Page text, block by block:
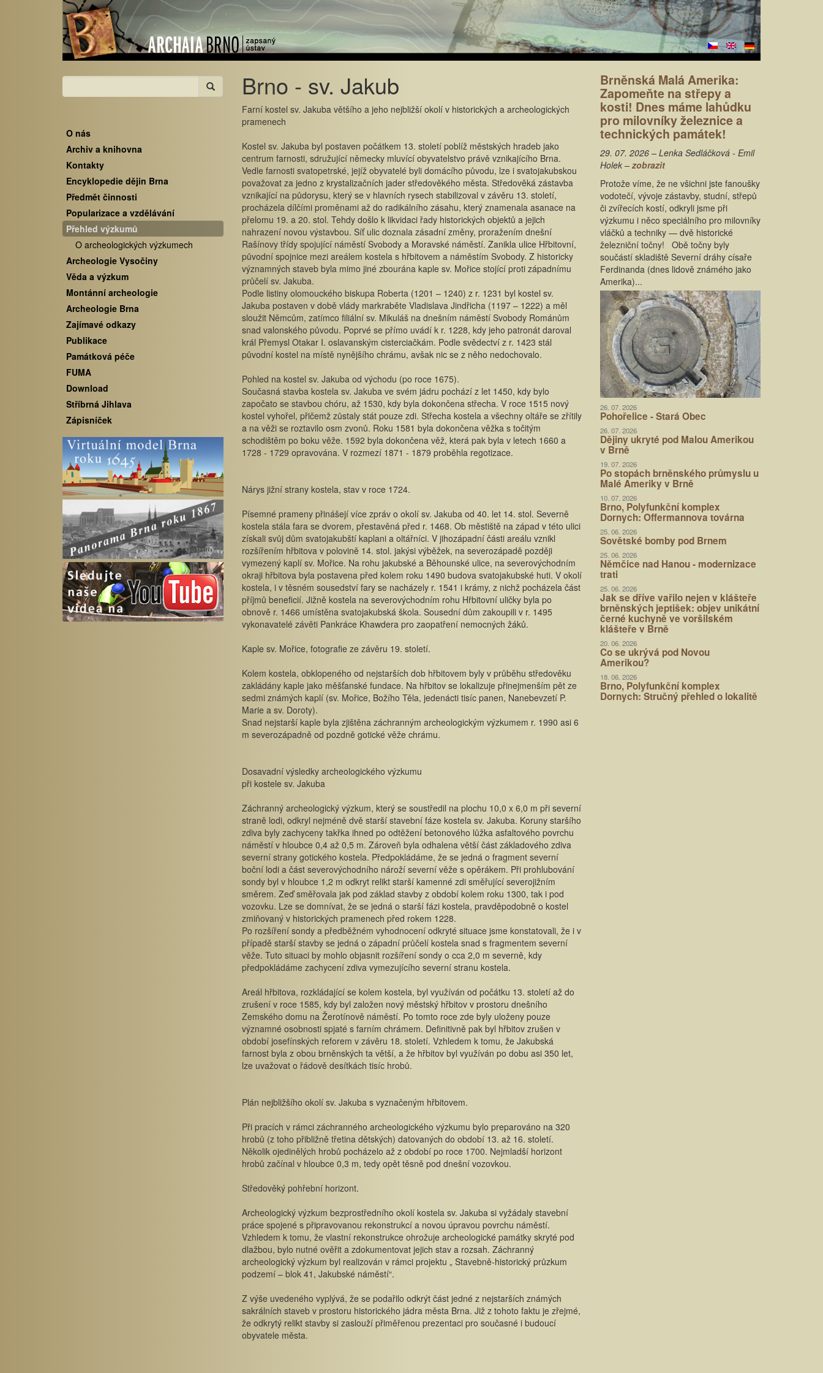
O nás
Archiv a knihovna
Kontakty
Encyklopedie dějin Brna
Předmět činnosti
Popularizace a vzdělávání
Přehled výzkumů
O archeologických výzkumech
Archeologie Vysočiny
Věda a výzkum
Montánní archeologie
Archeologie Brna
Zajímavé odkazy
Publikace
Památková péče
FUMA
Download
Stříbrná Jihlava
Zápisníček
Brno - sv. Jakub
Farní kostel sv. Jakuba většího a jeho nejbližší okolí v historických a archeologických
pramenech
Kostel sv. Jakuba byl postaven počátkem 13. století poblíž městských hradeb jako
centrum farnosti, sdružující německy mluvící obyvatelstvo právě vznikajícího Brna.
Vedle farnosti svatopetrské, jejíž obyvatelé byli domácího původu, lze i svatojakubskou
považovat za jedno z krystalizačních jader středověkého města. Středověká zástavba
vznikající na půdorysu, který se v hlavních rysech stabilizoval v závěru 13. století,
procházela dílčími proměnami až do radikálního zásahu, který znamenala asanace na
přelomu 19. a 20. stol. Tehdy došlo k likvidaci řady historických objektů a jejich
nahrazení novou výstavbou. Síť ulic doznala zásadní změny, proražením dnešní
Rašínovy třídy spojující náměstí Svobody a Moravské náměstí. Zanikla ulice Hřbitovní,
původní spojnice mezi areálem kostela s hřbitovem a náměstím Svobody. Z historicky
významných staveb byla mimo jiné zbourána kaple sv. Mořice stojící proti západnímu
průčelí sv. Jakuba.
Podle listiny olomouckého biskupa Roberta (1201 – 1240) z r. 1231 byl kostel sv.
Jakuba postaven v době vlády markraběte Vladislava Jindřicha (1197 – 1222) a měl
sloužit Němcům, zatímco filiální sv. Mikuláš na dnešním náměstí Svobody Románům
snad valonského původu. Poprvé se přímo uvádí k r. 1228, kdy jeho patronát daroval
král Přemysl Otakar I. oslavanským cisterciačkám. Podle svědectví z r. 1423 stál
původní kostel na místě nynějšího chrámu, avšak nic se z něho nedochovalo.
Pohled na kostel sv. Jakuba od východu (po roce 1675).
Současná stavba kostela sv. Jakuba ve svém jádru pochází z let 1450, kdy bylo
započato se stavbou chóru, až 1530, kdy byla dokončena střecha. V roce 1515 nový
kostel vyhořel, přičemž zůstaly stát pouze zdi. Střecha kostela a všechny oltáře se zřítily
a na věži se roztavilo osm zvonů. Roku 1581 byla dokončena věžka s točitým
schodištěm po boku věže. 1592 byla dokončena věž, která pak byla v letech 1660 a
1728 - 1729 opravována. V rozmezí 1871 - 1879 proběhla regotizace.
Nárys jižní strany kostela, stav v roce 1724.
Písemné prameny přinášejí více zpráv o okolí sv. Jakuba od 40. let 14. stol. Severně
kostela stála fara se dvorem, přestavěná před r. 1468. Ob městiště na západ v této ulici
získali svůj dům svatojakubští kaplani a oltářníci. V jihozápadní části areálu vznikl
rozšířením hřbitova v polovině 14. stol. jakýsi výběžek, na severozápadě později
vymezený kaplí sv. Mořice. Na rohu jakubské a Běhounské ulice, na severovýchodním
okraji hřbitova byla postavena před kolem roku 1490 budova svatojakubské huti. V okolí
kostela, i v těsném sousedství fary se nacházely r. 1541 i krámy, z nichž pocházela část
příjmů beneficií. Jižně kostela na severovýchodním rohu Hřbitovní uličky byla po
obnově r. 1466 umístěna svatojakubská škola. Sousední dům zakoupili v r. 1495
vykonavatelé závěti Pankráce Khawdera pro zaopatření nemocných žáků.
Kaple sv. Mořice, fotografie ze závěru 19. století.
Kolem kostela, obklopeného od nejstarších dob hřbitovem byly v průběhu středověku
zakládány kaple jako měšťanské fundace. Na hřbitov se lokalizuje přinejmenším pět ze
sedmi známých kaplí (sv. Mořice, Božího Těla, jedenácti tisíc panen, Nanebevzetí P.
Marie a sv. Doroty).
Snad nejstarší kaple byla zjištěna záchranným archeologickým výzkumem r. 1990 asi 6
m severozápadně od pozdně gotické věže chrámu.
Dosavadní výsledky archeologického výzkumu
při kostele sv. Jakuba
Záchranný archeologický výzkum, který se soustředil na plochu 10,0 x 6,0 m při severní
straně lodi, odkryl nejméně dvě starší stavební fáze kostela sv. Jakuba. Koruny staršího
zdiva byly zachyceny takřka ihned po odtěžení betonového lůžka asfaltového povrchu
náměstí v hloubce 0,4 až 0,5 m. Zároveň byla odhalena větší část základového zdiva
severní strany gotického kostela. Předpokládáme, že se jedná o fragment severní
boční lodi a část severovýchodního nároží severní věže s opěrákem. Při prohlubování
sondy byl v hloubce 1,2 m odkryt relikt starší kamenné zdi směřující severojižním
směrem. Zeď směřovala jak pod základ stavby z období kolem roku 1300, tak i pod
vozovku. Lze se domnívat, že se jedná o starší fázi kostela, pravděpodobně o kostel
zmiňovaný v historických pramenech před rokem 1228.
Po rozšíření sondy a předběžném vyhodnocení odkryté situace jsme konstatovali, že i v
případě starší stavby se jedná o západní průčelí kostela snad s fragmentem severní
věže. Tuto situaci by mohlo objasnit rozšíření sondy o cca 2,0 m severně, kdy
předpokládáme zachycení zdiva vymezujícího severní stranu kostela.
Areál hřbitova, rozkládající se kolem kostela, byl využíván od počátku 13. století až do
zrušení v roce 1585, kdy byl založen nový městský hřbitov v prostoru dnešního
Zemského domu na Žerotínově náměstí. Po tomto roce zde byly uloženy pouze
významné osobnosti spjaté s farním chrámem. Definitivně pak byl hřbitov zrušen v
období josefínských reforem v závěru 18. století. Vzhledem k tomu, že Jakubská
farnost byla z obou brněnských ta větší, a že hřbitov byl využíván po dobu asi 350 let,
lze uvažovat o řádově desítkách tisíc hrobů.
Plán nejbližšího okolí sv. Jakuba s vyznačeným hřbitovem.
Při pracích v rámci záchranného archeologického výzkumu bylo preparováno na 320
hrobů (z toho přibližně třetina dětských) datovaných do období 13. až 16. století.
Několik ojedinělých hrobů pocházelo až z období po roce 1700. Nejmladší horizont
hrobů začínal v hloubce 0,3 m, tedy opět těsně pod dnešní vozovkou.
Středověký pohřební horizont.
Archeologický výzkum bezprostředního okolí kostela sv. Jakuba si vyžádaly stavební
práce spojené s připravovanou rekonstrukcí a novou úpravou povrchu náměstí.
Vzhledem k tomu, že vlastní rekonstrukce ohrožuje archeologické památky skryté pod
dlažbou, bylo nutné ověřit a zdokumentovat jejich stav a rozsah. Záchranný
archeologický výzkum byl realizován v rámci projektu „ Stavebně-historický průzkum
podzemí – blok 41, Jakubské náměstí“.
Z výše uvedeného vyplývá, že se podařilo odkrýt část jedné z nejstarších známých
sakrálních staveb v prostoru historického jádra města Brna. Již z tohoto faktu je zřejmé,
že odkrytý relikt stavby si zaslouží přiměřenou prezentaci pro současné i budoucí
obyvatele města.
Brněnská Malá Amerika:
Zapomeňte na střepy a
kosti! Dnes máme lahůdku
pro milovníky železnice a
technických památek!
29. 07. 2026 – Lenka Sedláčková - Emil
Holek – zobrazit
Protože víme, že ne všichni jste fanoušky
vodotečí, vývoje zástavby, studní, střepů
či zvířecích kostí, odkryli jsme při
výzkumu i něco speciálního pro milovníky
vláčků a techniky — dvě historické
železniční točny! Obě točny byly
součástí skladiště Severní dráhy císaře
Ferdinanda (dnes lidově známého jako
Amerika)...
26. 07. 2026
Pohořelice - Stará Obec
26. 07. 2026
Dějiny ukryté pod Malou Amerikou
v Brně
19. 07. 2026
Po stopách brněnského průmyslu u
Malé Ameriky v Brně
10. 07. 2026
Brno, Polyfunkční komplex
Dornych: Offermannova továrna
25. 06. 2026
Sovětské bomby pod Brnem
25. 06. 2026
Němčice nad Hanou - modernizace
trati
25. 06. 2026
Jak se dříve vařilo nejen v klášteře
brněnských jeptišek: objev unikátní
černé kuchyně ve voršilském
klášteře v Brně
20. 06. 2026
Co se ukrývá pod Novou
Amerikou?
18. 06. 2026
Brno, Polyfunkční komplex
Dornych: Stručný přehled o lokalitě